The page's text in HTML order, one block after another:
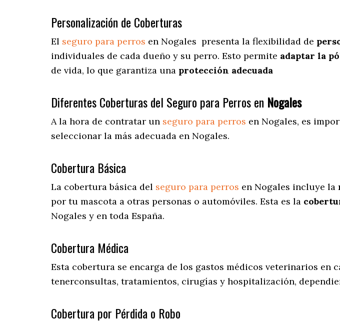
Personalización de Coberturas
El seguro para perros en Nogales presenta la flexibilidad de
individuales de cada dueño y su perro. Esto permite adaptar la
de vida, lo que garantiza una protección adecuada
Diferentes Coberturas del Seguro para Perros en Nogales
A la hora de contratar un seguro para perros en Nogales, es
seleccionar la más adecuada en Nogales.
Cobertura Básica
La cobertura básica del seguro para perros en Nogales incluye la
por tu mascota a otras personas o automóviles. Esta es la
Nogales y en toda España.
Cobertura Médica
Esta cobertura se encarga de los gastos médicos veterinarios en
tenerconsultas, tratamientos, cirugías y hospitalización,
Cobertura por Pérdida o Robo